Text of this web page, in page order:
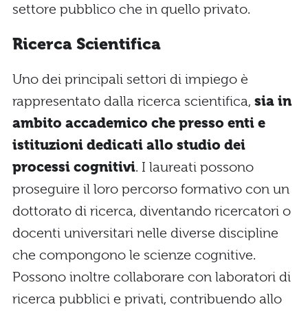
settore pubblico che in quello privato.
Ricerca Scientifica
Uno dei principali settori di impiego è
rappresentato dalla ricerca scientifica, sia in
ambito accademico che presso enti e
istituzioni dedicati allo studio dei
processi cognitivi. I laureati possono
proseguire il loro percorso formativo con un
dottorato di ricerca, diventando ricercatori o
docenti universitari nelle diverse discipline
che compongono le scienze cognitive.
Possono inoltre collaborare con laboratori di
ricerca pubblici e privati, contribuendo allo